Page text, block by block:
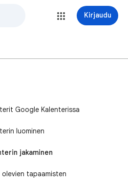
Kirjaudu
Google Kalenterissa
luominen
jakaminen
olevien tapaamisten